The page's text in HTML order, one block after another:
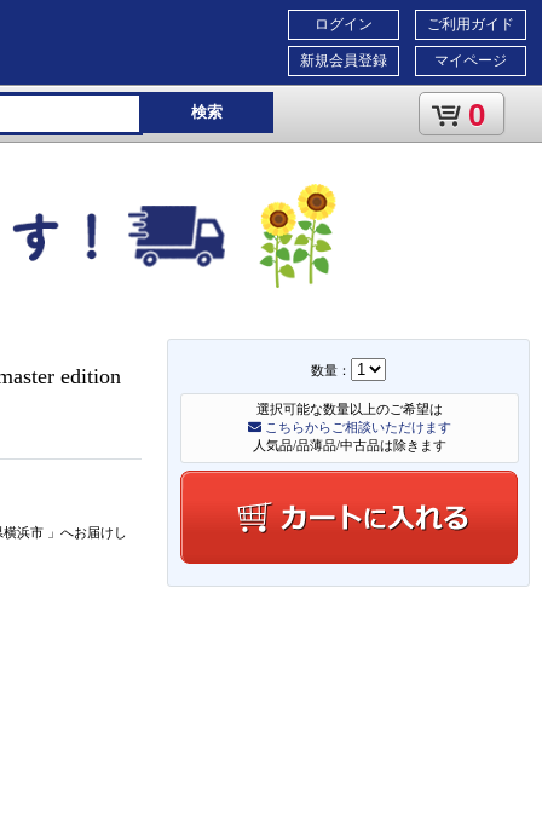
ご利用ガイド
マイページ
ログイン
新規会員登録
検索 0
数量：
選択可能な数量以上のご希望は
こちらからご相談いただけます
人気品/品薄品/中古品は除きます
edition
横浜市 」 へお届けし